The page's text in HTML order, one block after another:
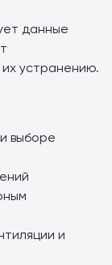
данные
устранению.
выборе
и